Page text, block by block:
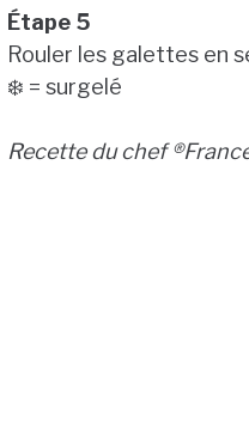
Étape 5
Rouler les galettes en
❄️ = surgelé
Recette du chef